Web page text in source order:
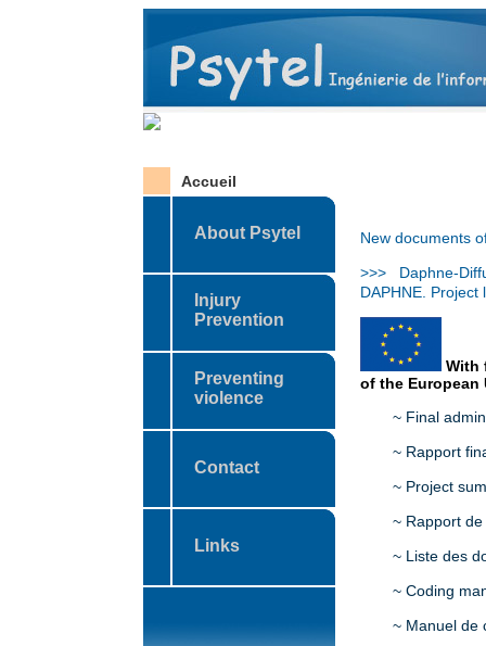
Accueil
About Psytel
Injury
Prevention
Preventing
violence
Contact
Links
New documents
>>> Daphne-
DAPHNE. Project
With
of the European
~ Final
~ Rapport
~ Project
~ Rapport
~ Liste des
~ Coding
~ Manuel de